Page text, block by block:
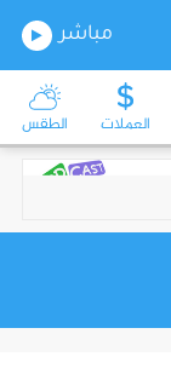
مباشر
العملات الطقس